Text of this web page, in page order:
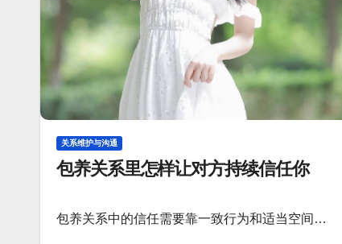
关系维护与沟通
包养关系里怎样让对方持续信任你
包养关系中的信任需要靠一致行为和适当空间…